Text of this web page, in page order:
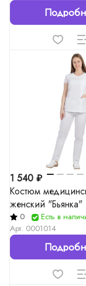
1 540 ₽
Костюм
женский "Бьянка"
0
Есть в
Арт. 0001014